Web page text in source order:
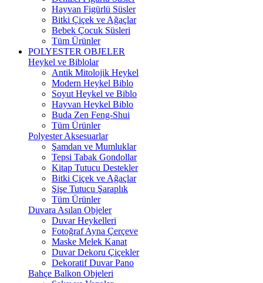
Hayvan Figürlü Süsler
Bitki Çiçek ve Ağaçlar
Bebek Çocuk Süsleri
Tüm Ürünler
POLYESTER OBJELER
Heykel ve Biblolar
Antik Mitolojik Heykel
Modern Heykel Biblo
Soyut Heykel ve Biblo
Hayvan Heykel Biblo
Buda Zen Feng-Shui
Tüm Ürünler
Polyester Aksesuarlar
Şamdan ve Mumluklar
Tepsi Tabak Gondollar
Kitap Tutucu Destekler
Bitki Çiçek ve Ağaçlar
Şişe Tutucu Şaraplık
Tüm Ürünler
Duvara Asılan Objeler
Duvar Heykelleri
Fotoğraf Ayna Çerçeve
Maske Melek Kanat
Duvar Dekoru Çiçekler
Dekoratif Duvar Pano
Bahçe Balkon Objeleri